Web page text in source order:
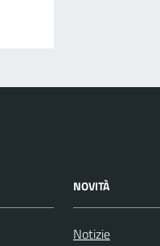
NOVITÀ
Notizie